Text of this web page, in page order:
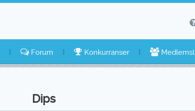
Forum Konkurranser
Dips